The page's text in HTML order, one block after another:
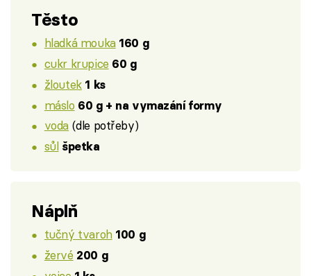
Těsto
hladká mouka 160 g
cukr krupice 60 g
žloutek 1 ks
máslo 60 g + na vymazání formy
voda (dle potřeby)
sůl špetka
Náplň
tučný tvaroh 100 g
žervé 200 g